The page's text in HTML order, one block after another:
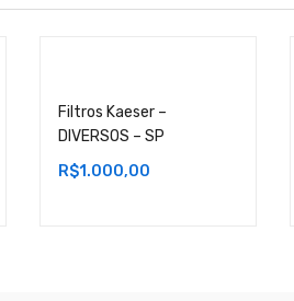
Filtros Kaeser –
DIVERSOS – SP
R$1.000,00